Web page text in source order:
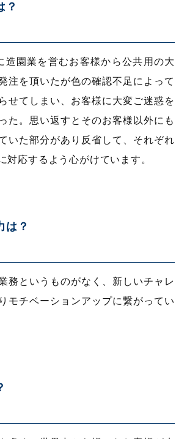
？
造園業を営むお客様から公共用の大
注を頂いたが色の確認不足によって
せてしまい、お客様に大変ご迷惑を
た。思い返すとそのお客様以外にも
いた部分があり反省して、それぞれ
対応するよう心がけています。
は？
務というものがなく、新しいチャレ
モチベーションアップに繋がってい